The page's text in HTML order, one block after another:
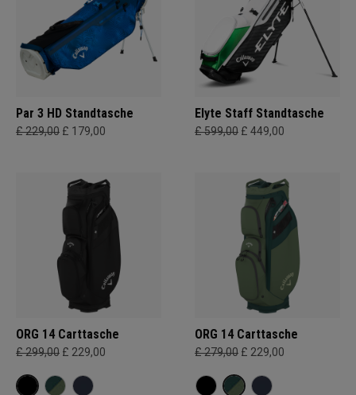
Par 3 HD Standtasche
£ 229,00 £ 179,00
Elyte Staff Standtasche
£ 599,00 £ 449,00
ORG 14 Carttasche
£ 299,00 £ 229,00
ORG 14 Carttasche
£ 279,00 £ 229,00